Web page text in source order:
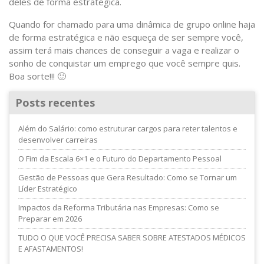
Quando for chamado para uma dinâmica de grupo online haja
de forma estratégica e não esqueça de ser sempre você,
assim terá mais chances de conseguir a vaga e realizar o
sonho de conquistar um emprego que você sempre quis.
Boa sorte!!! 🙂
Posts recentes
Além do Salário: como estruturar cargos para reter talentos e
desenvolver carreiras
O Fim da Escala 6×1 e o Futuro do Departamento Pessoal
Gestão de Pessoas que Gera Resultado: Como se Tornar um
Líder Estratégico
Impactos da Reforma Tributária nas Empresas: Como se
Preparar em 2026
TUDO O QUE VOCÊ PRECISA SABER SOBRE ATESTADOS MÉDICOS
E AFASTAMENTOS!